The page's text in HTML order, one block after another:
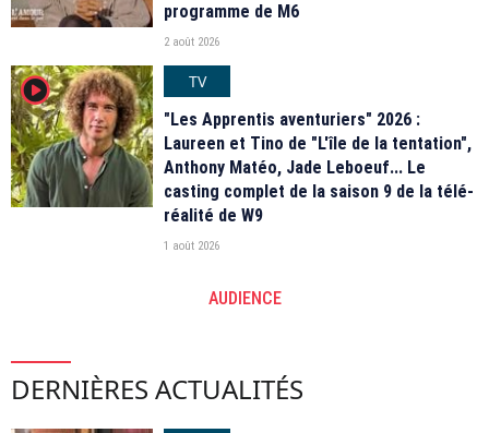
programme de M6
2 août 2026
player2
TV
"Les Apprentis aventuriers" 2026 :
Laureen et Tino de "L'île de la tentation",
Anthony Matéo, Jade Leboeuf... Le
casting complet de la saison 9 de la télé-
réalité de W9
1 août 2026
AUDIENCE
DERNIÈRES ACTUALITÉS